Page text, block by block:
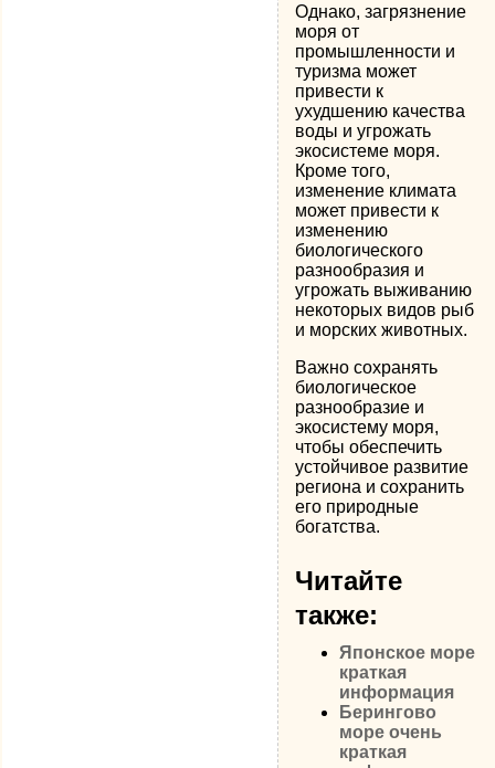
Однако, загрязнение
моря от
промышленности и
туризма может
привести к
ухудшению качества
воды и угрожать
экосистеме моря.
Кроме того,
изменение климата
может привести к
изменению
биологического
разнообразия и
угрожать выживанию
некоторых видов рыб
и морских животных.
Важно сохранять
биологическое
разнообразие и
экосистему моря,
чтобы обеспечить
устойчивое развитие
региона и сохранить
его природные
богатства.
Читайте
также:
Японское море
краткая
информация
Берингово
море очень
краткая